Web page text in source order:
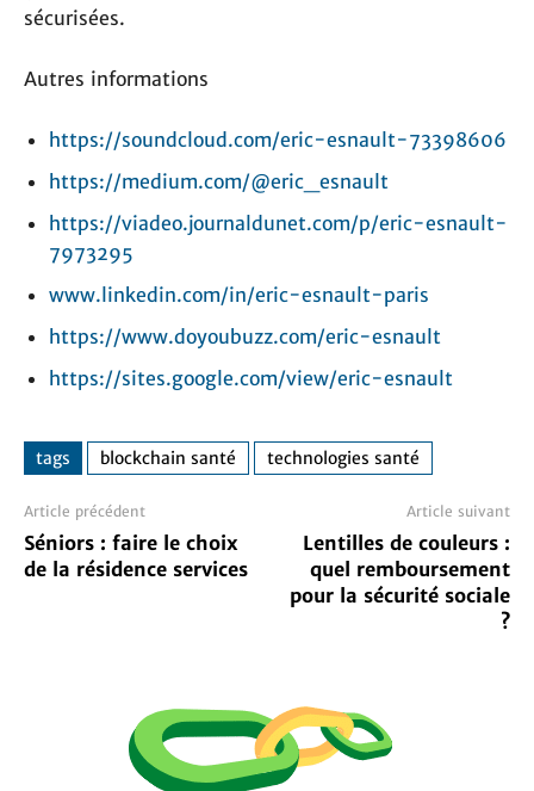
sécurisées.
Autres informations
https://soundcloud.com/eric-esnault-73398606
https://medium.com/@eric_esnault
https://viadeo.journaldunet.com/p/eric-esnault-
7973295
www.linkedin.com/in/eric-esnault-paris
https://www.doyoubuzz.com/eric-esnault
https://sites.google.com/view/eric-esnault
tags blockchain santé technologies santé
Article précédent
Séniors : faire le choix
de la résidence services
Article suivant
Lentilles de couleurs :
quel remboursement
pour la sécurité sociale
?